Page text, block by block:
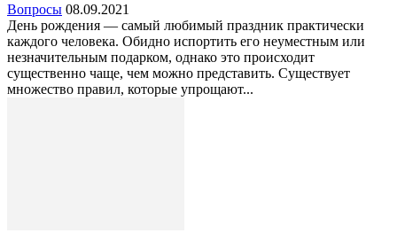
Вопросы 08.09.2021
День рождения — самый любимый праздник практически
каждого человека. Обидно испортить его неуместным или
незначительным подарком, однако это происходит
существенно чаще, чем можно представить. Существует
множество правил, которые упрощают...